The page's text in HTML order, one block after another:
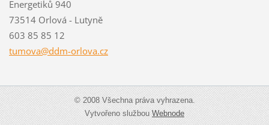
Energetiků 940
73514 Orlová - Lutyně
603 85 85 12
tumova@ddm-orlova.cz
© 2008 Všechna práva vyhrazena.
Vytvořeno službouWebnode